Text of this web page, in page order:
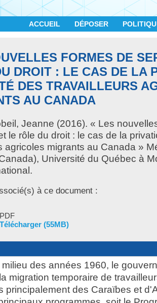
ACCUEIL DÉPOSER
FORMES DE
DROIT : LE CAS DE LA
DES TRAVAILLEURS
AU CANADA
Jeanne (2016). « Les
le rôle du droit : le cas de la
agricoles migrants au Canada »
Université du Québec à
à ce document :
PDF
Télécharger (55MB)
des années 1960, le
migration temporaire de
principalement des Caraïbes et